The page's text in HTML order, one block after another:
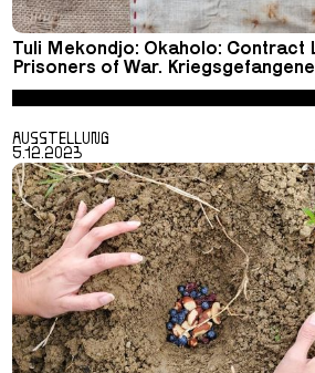
Tuli Mekondjo: Okaholo: Contract
Prisoners of War.
AUSSTELLUNG
5.12.2023